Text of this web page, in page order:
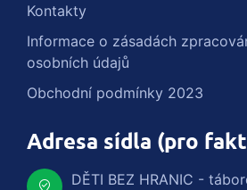
Kontakty
Informace o zásadách
osobních údajů
Obchodní podmínky 2023
Adresa sídla (pro
DĚTI BEZ HRANIC -